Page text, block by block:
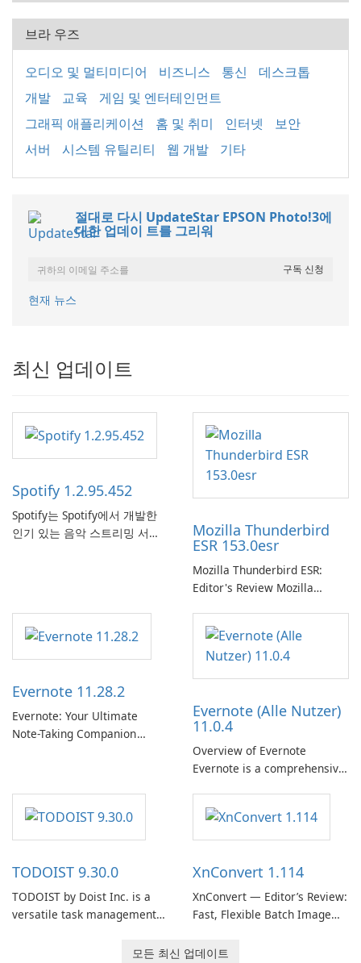
브라 우즈
오디오 및 멀티미디어 비즈니스 통신
데스크톱
개발
교육
게임 및 엔터테인먼트
그래픽 애플리케이션
홈 및 취미 인터넷
보안
서버
시스템 유틸리티 웹 개발 기타
절대로 다시 UpdateStar EPSON Photo!3에
대한 업데이 트를 그리워
현재 뉴스
최신 업데이트
Spotify 1.2.95.452
Spotify는 Spotify에서 개발한
인기 있는 음악 스트리밍 서비
취 및 소셜 공유와 같은 기능을
통해 Spotify는 사용자가 좋아
고, 즐길 수 있는 원활한 음악
경험을 제공합니다.
Mozilla Thunderbird
ESR 153.0esr
Mozilla Thunderbird ESR:
Editor's Review Mozilla
Support Release) is the long-
term support channel of the
Thunderbird desktop email
client designed for
need predictable …
Evernote 11.28.2
Evernote: Your Ultimate
Note-Taking Companion
helps users capture ideas,
organize to-do lists, and keep
track of important
Evernote (Alle Nutzer)
11.0.4
Overview of Evernote
Evernote is a comprehensive
software designed to help
users capture, organize, and
access information across
TODOIST 9.30.0
TODOIST by Doist Inc. is a
versatile task management
XnConvert 1.114
XnConvert — Editor’s Review:
Fast, Flexible Batch Image
macOS and Linux XnConvert
모든 최신 업데이트